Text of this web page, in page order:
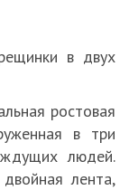
в двух
ростовая
в три
людей.
лента,